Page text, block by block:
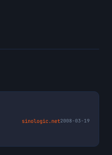
sinologic.net2008-03-19